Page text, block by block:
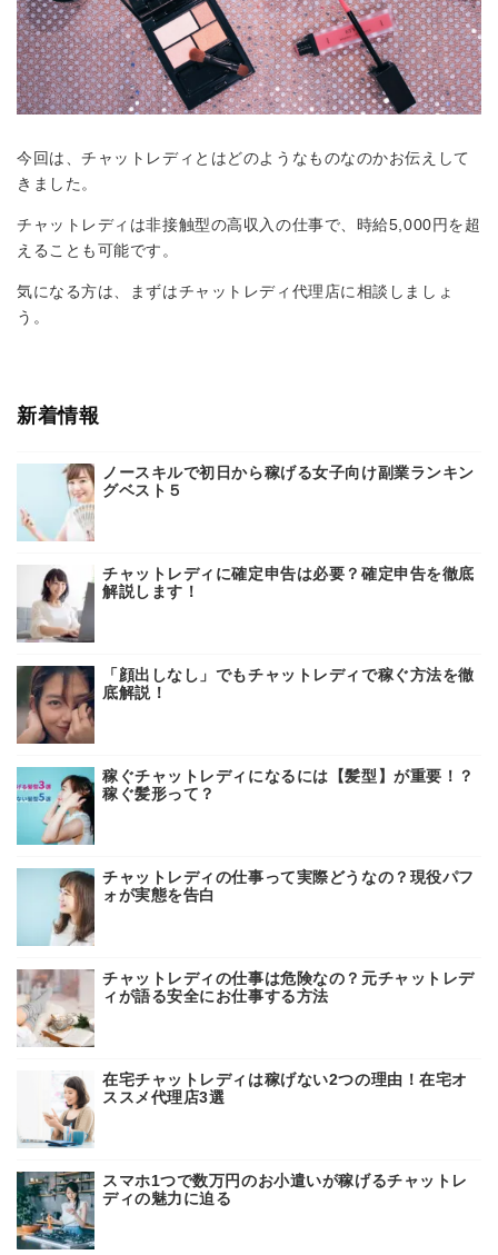
今回は、チャットレディとはどのようなものなのかお伝えして
きました。
チャットレディは非接触型の高収入の仕事で、時給5,000円を超
えることも可能です。
気になる方は、まずはチャットレディ代理店に相談しましょ
う。
新着情報
ノースキルで初日から稼げる女子向け副業ランキン
グベスト５
チャットレディに確定申告は必要？確定申告を徹底
解説します！
「顔出しなし」でもチャットレディで稼ぐ方法を徹
底解説！
稼ぐチャットレディになるには【髪型】が重要！？
稼ぐ髪形って？
チャットレディの仕事って実際どうなの？現役パフ
ォが実態を告白
チャットレディの仕事は危険なの？元チャットレデ
ィが語る安全にお仕事する方法
在宅チャットレディは稼げない2つの理由！在宅オ
ススメ代理店3選
スマホ1つで数万円のお小遣いが稼げるチャットレ
ディの魅力に迫る